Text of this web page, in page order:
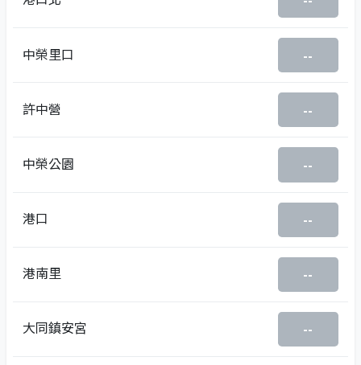
中榮里口 --
許中營 --
中榮公園 --
港口 --
港南里 --
大同鎮安宮 --